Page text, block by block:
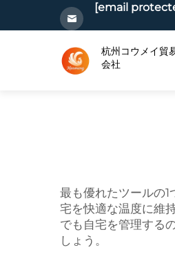
[email
杭州コウメイ貿
会社
最も優れたツールの
宅を快適な温度に維
でも自宅を管理する
しょう。